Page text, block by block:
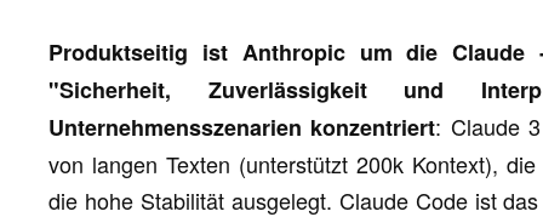
Produktseitig ist Anthropic um die
"Sicherheit, Zuverlässigkeit und
Unternehmensszenarien konzentriert: Claude
von langen Texten (unterstützt 200k Kontext),
die hohe Stabilität ausgelegt. Claude Code ist